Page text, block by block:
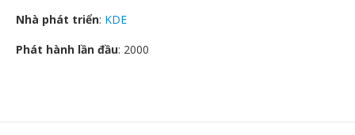
Nhà phát triển: KDE
Phát hành lần đầu: 2000